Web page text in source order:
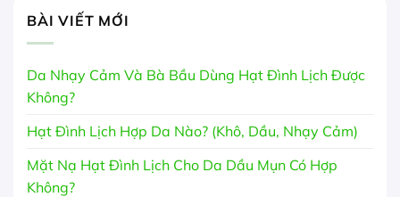
BÀI VIẾT MỚI
Da Nhạy Cảm Và Bà Bầu Dùng Hạt Đình Lịch Được
Không?
Hạt Đình Lịch Hợp Da Nào? (Khô, Dầu, Nhạy Cảm)
Mặt Nạ Hạt Đình Lịch Cho Da Dầu Mụn Có Hợp
Không?